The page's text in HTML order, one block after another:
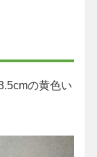
の黄色い